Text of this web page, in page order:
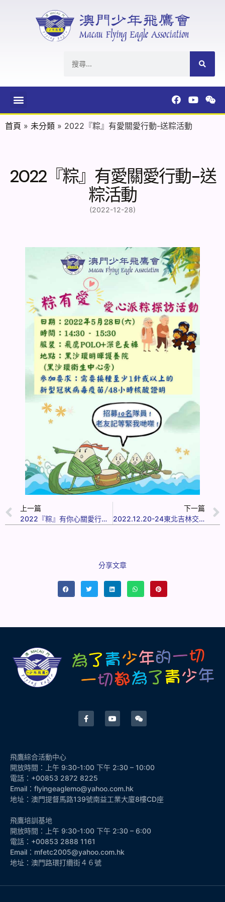
首頁 » 未分類 » 2022『粽』有愛關愛行動-送粽活動
2022『粽』有愛關愛行動-送
粽活動
(2022-12-28)
上一篇
2022『粽』有你心關愛行動- 包粽活動
下一篇
2022.12.20-24東北吉林交流活動
分享文章
飛鷹綜合活動中心
開放時間：上午 9:30-1:00 下午 2:30 – 10:00
電話：+00853 2872 8225
Email：flyingeaglemo@yahoo.com.hk
地址：澳門提督馬路139號南益工業大廈8樓CD座
飛鷹培訓基地
開放時間：上午 9:30-1:00 下午 2:30 – 6:00
電話：+00853 2888 1161
Email：mfetc2005@yahoo.com.hk
地址：澳門路環打纜街４６號